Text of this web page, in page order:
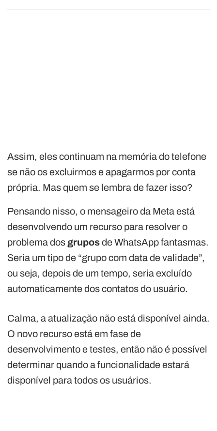
Assim, eles continuam na memória do telefone
se não os excluirmos e apagarmos por conta
própria. Mas quem se lembra de fazer isso?
Pensando nisso, o mensageiro da Meta está
desenvolvendo um recurso para resolver o
problema dos gruposde WhatsApp fantasmas.
Seria um tipo de “grupo com data de validade”,
ou seja, depois de um tempo, seria excluído
automaticamente dos contatos do usuário.
Calma, a atualização não está disponível ainda.
O novo recurso está em fase de
desenvolvimento e testes, então não é possível
determinar quando a funcionalidade estará
disponível para todos os usuários.